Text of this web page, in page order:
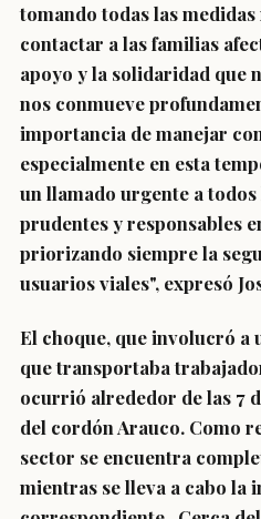
tomando todas las
contactar a las familias
apoyo y la solidaridad que
nos conmueve
importancia de manejar
especialmente en esta
un llamado urgente a
prudentes y responsables
priorizando siempre la
usuarios viales", expresó
El choque, que involucró a
que transportaba
ocurrió alrededor de las 7
del cordón Arauco. Como
sector se encuentra
mientras se lleva a cabo la